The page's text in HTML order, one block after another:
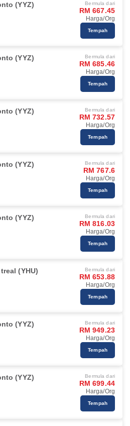
(YYZ) Bermula dari
RM 667.45
Harga/Org
Tempah
(YYZ) Bermula dari
RM 685.46
Harga/Org
Tempah
(YYZ) Bermula dari
RM 732.57
Harga/Org
Tempah
(YYZ) Bermula dari
RM 767.6
Harga/Org
Tempah
(YYZ) Bermula dari
RM 816.03
Harga/Org
Tempah
(YHU) Bermula dari
RM 653.88
Harga/Org
Tempah
(YYZ) Bermula dari
RM 949.23
Harga/Org
Tempah
(YYZ) Bermula dari
RM 699.44
Harga/Org
Tempah